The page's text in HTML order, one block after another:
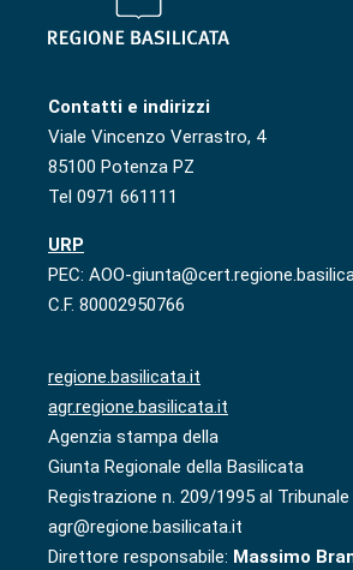
Contatti e indirizzi
Viale Vincenzo Verrastro, 4
85100 Potenza PZ
Tel 0971 661111
URP
PEC: AOO-
C.F. 80002950766
regione.basilicata.it
agr.regione.basilicata.it
Agenzia stampa della
Giunta Regionale della Basilicata
Registrazione n. 209/1995 al
agr@regione.basilicata.it
Direttore responsabile: Massimo